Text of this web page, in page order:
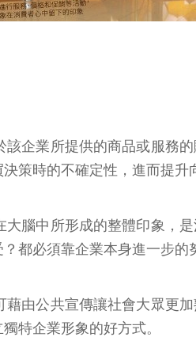
企業所提供的商品或服務
策時的不確定性，進而提升
腦中所形成的整體印象，
都必須靠企業本身進一步的
由公共宣傳讓社會大眾更
特企業形象的好方式。